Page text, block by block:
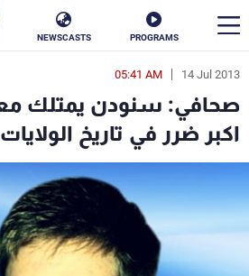
PROGRAMS
NEWSCASTS
14 Jul 2013
05:41 AM
صحافي: سنودن يمتلك
اكبر ضرر في تاريخ
en
الأخبار
سياسة ناس
إقتصاد فن